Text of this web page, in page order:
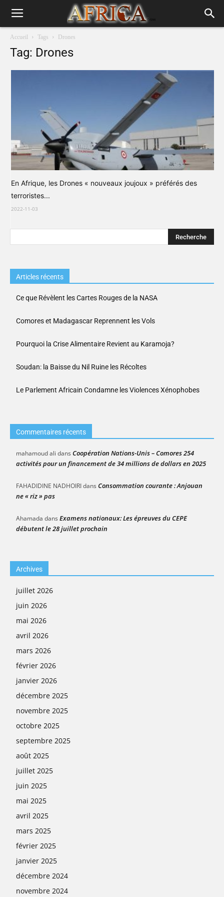
Accueil Tags Drones
Tag: Drones
En Afrique, les Drones « nouveaux joujoux » préférés des
terroristes...
2022-11-03
Articles récents
Ce que Révèlent les Cartes Rouges de la NASA
Comores et Madagascar Reprennent les Vols
Pourquoi la Crise Alimentaire Revient au Karamoja?
Soudan: la Baisse du Nil Ruine les Récoltes
Le Parlement Africain Condamne les Violences Xénophobes
Commentaires récents
mahamoud ali dans Coopération Nations-Unis – Comores 254
activités pour un financement de 34 millions de dollars en 2025
FAHADIDINE NADHOIRIdans Consommation courante : Anjouan
ne « riz » pas
Ahamada dans Examens nationaux: Les épreuves du CEPE
débutent le 28 juillet prochain
Archives
juillet 2026
juin 2026
mai 2026
avril 2026
mars 2026
février 2026
janvier 2026
décembre 2025
novembre 2025
octobre 2025
septembre 2025
août 2025
juillet 2025
juin 2025
mai 2025
avril 2025
mars 2025
février 2025
janvier 2025
décembre 2024
novembre 2024